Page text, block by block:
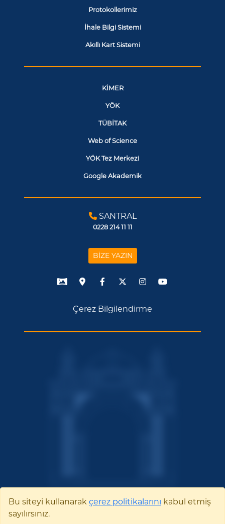
Protokollerimiz
İhale Bilgi Sistemi
Akıllı Kart Sistemi
KİMER
YÖK
TÜBİTAK
Web of Science
YÖK Tez Merkezi
Google Akademik
SANTRAL
0228 214 11 11
BİZE YAZIN
Çerez Bilgilendirme
Bu siteyi kullanarak çerez politikalarını kabul etmiş
sayılırsınız.